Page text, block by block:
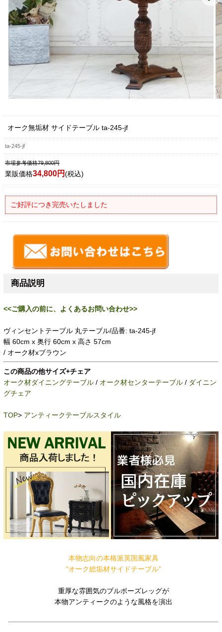
オーク無垢材 サイドテーブル ta-245-jf
ta-245-jf
市場参考価格79,800円
業販価格34,800円(税込)
ご好評につき完売いたしました
商品説明
<<ご購入の前に、よくあるお問い合わせ>>
ヴィンセントテーブル 丸テーブル/品番: ta-245-jf
幅 60cm x 奥行 60cm x 高さ 57cm
/ オーク材xブラウン
この商品の他サイズ+チェア
オーク材ダイニングテーブル / オーク材センターテーブル / ダイニン
グチェア
TOP> アンティークテーブルスタイル
本物志向の本格派英国風家具
”オーク総垢材サイドテーブル”
重厚な雰囲気のブルボーズレッグが
本物アンティークのような風格を演出